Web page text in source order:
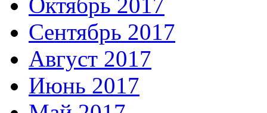
Октябрь 2017
Сентябрь 2017
Август 2017
Июнь 2017